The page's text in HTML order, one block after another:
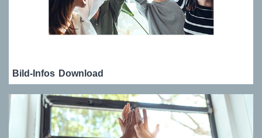
Bild-Infos Download